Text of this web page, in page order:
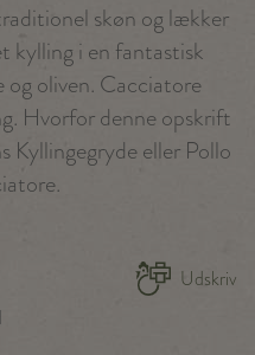
skøn og lækker
kylling i en fantastisk
og oliven. Cacciatore
Hvorfor denne opskrift
Kyllingegryde eller Pollo
Udskriv